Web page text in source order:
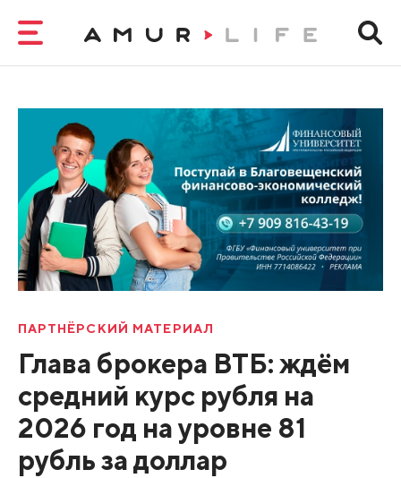
ПАРТНЁРСКИЙ МАТЕРИАЛ
Глава брокера ВТБ: ждём
средний курс рубля на
2026 год на уровне 81
рубль за доллар